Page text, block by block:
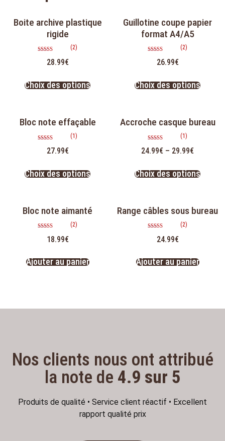
Boite archive plastique
rigide
5.00
(2)
28.99€
Choix des options
Guillotine coupe papier
format A4/A5
5.00
(2)
26.99€
Choix des options
Bloc note effaçable
5.00
(1)
27.99€
Choix des options
Accroche casque bureau
5.00
(1)
24.99€ – 29.99€
Choix des options
Bloc note aimanté
4.50
(2)
18.99€
Ajouter au panier
Range câbles sous bureau
4.50
(2)
24.99€
Ajouter au panier
Nos clients nous ont attribué
la note de 4.9 sur 5
Produits de qualité • Service client réactif • Excellent
rapport qualité prix